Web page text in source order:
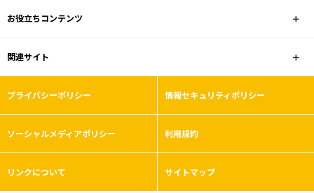
積極採用中
フリーワード
お役立ちコンテンツ
関連サイト
プライバシーポリシー 情報セキュリティポリシー
ソーシャルメディアポリシー 利用規約
リンクについて サイトマップ